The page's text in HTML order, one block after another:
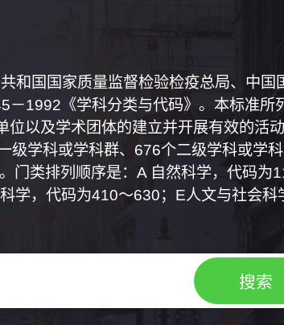
和国国家质量监督检验检疫总局、中国
1992《学科分类与代码》。本标准所
以及学术团体的建立并开展有效的活
学科或学科群、676个二级学科或学科
门类排列顺序是：A 自然科学，代码为
，代码为410～630；E人文与社会科